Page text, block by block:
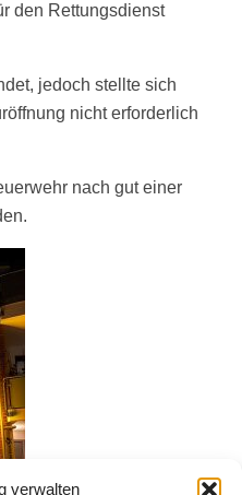
verwalten
den Rettungsdienst
jedoch stellte sich
nicht erforderlich
nach gut einer